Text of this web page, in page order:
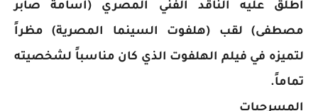
أطلق عليه الناقد الفني المصري (أسامة صابر
مصطفى) لقب (هلفوت السينما المصرية) مظراً
لتميزه في فيلم الهلفوت الذي كان مناسباً لشخصيته
تماماً.
المسرحيات